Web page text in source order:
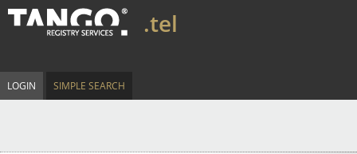
.tel
LOGIN SIMPLE SEARCH